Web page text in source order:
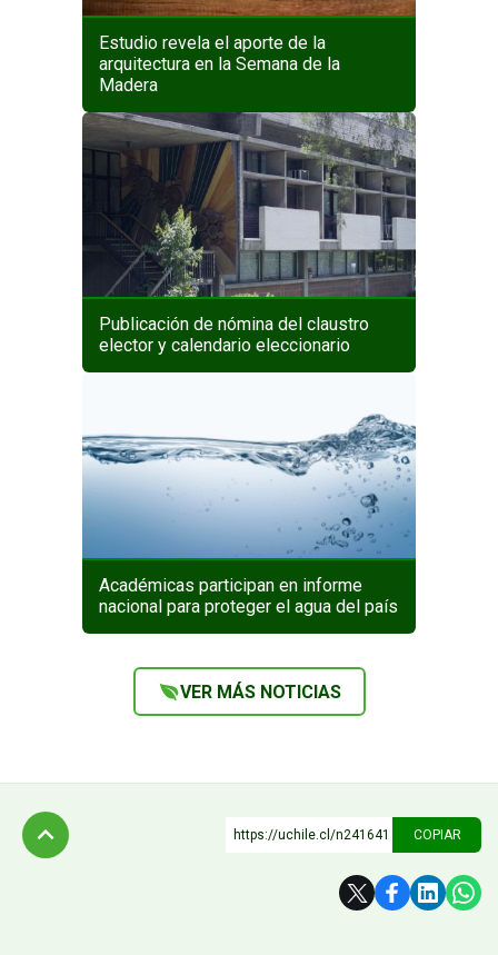
Estudio revela el aporte de la
arquitectura en la Semana de la
Madera
Publicación de nómina del claustro
elector y calendario eleccionario
Académicas participan en informe
nacional para proteger el agua del país
VER MÁS NOTICIAS
https://uchile.cl/n241641 COPIAR